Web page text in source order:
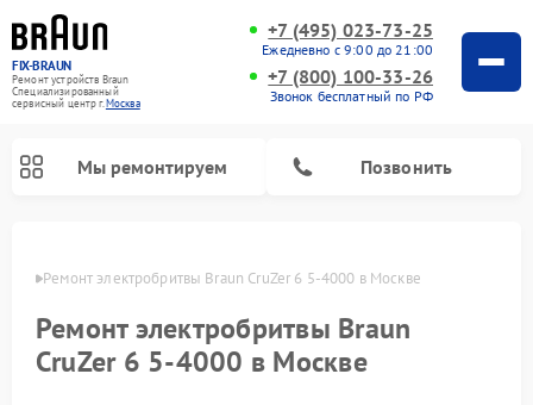
FIX-BRAUN
Ремонт устройств Braun
Специализированный
cервисный центр г.Москва
+7 (495) 023-73-25
Ежедневно с 9:00 до 21:00
+7 (800) 100-33-26
Звонок бесплатный по РФ
Мы ремонтируем Позвонить
Ремонт электробритвы Braun CruZer 6 5‑4000 в Москве
Ремонт электробритвы Braun
CruZer 6 5‑4000 в Москве